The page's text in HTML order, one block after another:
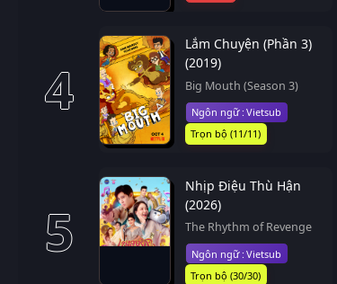
4
Lắm Chuyện (Phần 3)
(2019)
Big Mouth (Season 3)
Vietsub
Trọn bộ (11/11)
5
Nhịp Điệu Thù Hận
(2026)
The Rhythm of Revenge
Vietsub
Trọn bộ (30/30)